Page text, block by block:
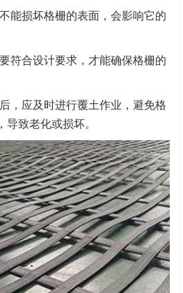
能损坏格栅的表面，会影响它的
符合设计要求，才能确保格栅的
，应及时进行覆土作业，避免格
致老化或损坏。